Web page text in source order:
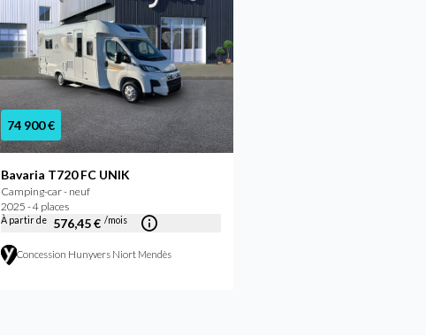
74 900 €
Bavaria T720 FC UNIK
Camping-car - neuf
2025 - 4 places
À partir de 576,45 € /mois
Concession Hunyvers Niort Mendès